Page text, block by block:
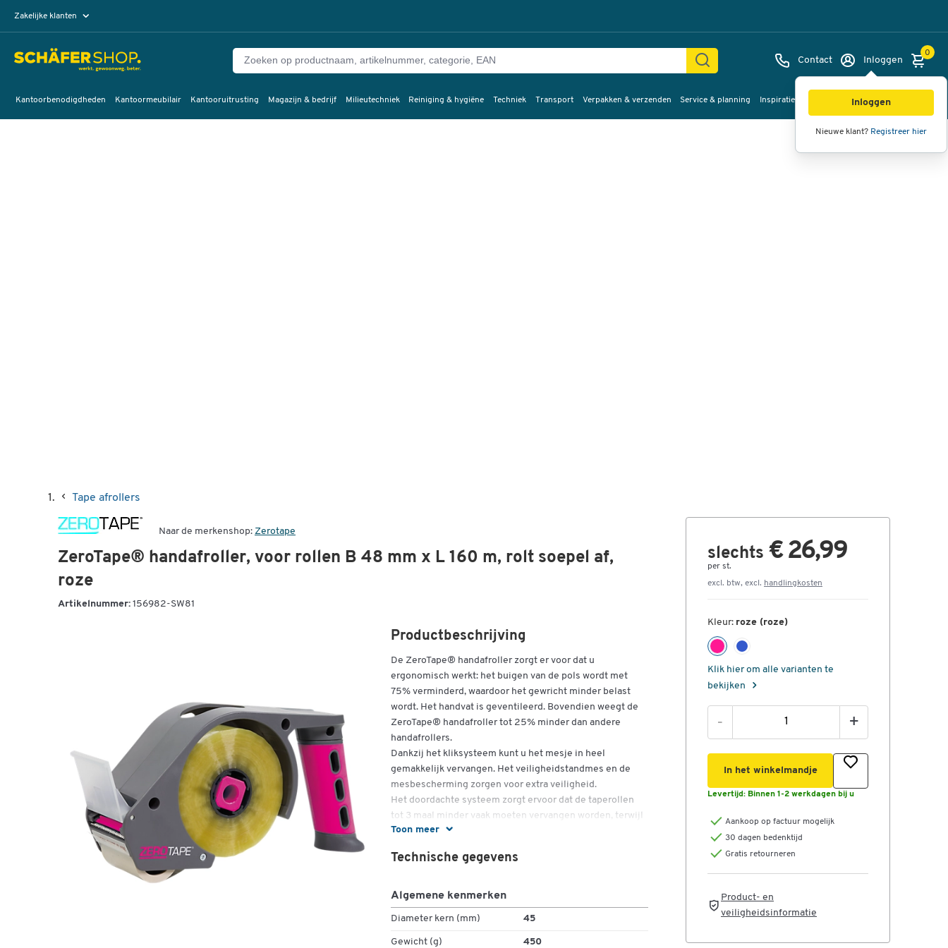
Zakelijke klanten
Contact Inloggen
Inloggen
Nieuwe klant? Registreer hier
0
Kantoorbenodigdheden Kantoormeubilair Kantooruitrusting Magazijn & bedrijf Milieutechniek Reiniging & hygiëne Techniek Transport Verpakken & verzenden Service & planning Inspiratie
Tape afrollers
Naar de merkenshop: Zerotape
ZeroTape® handafroller, voor rollen B 48 mm x L 160 m, rolt soepel af,
roze
Artikelnummer: 156982-SW81
Toon meer
Productbeschrijving
De ZeroTape® handafroller zorgt er voor dat u
ergonomisch werkt: het buigen van de pols wordt met
75% verminderd, waardoor het gewricht minder belast
wordt. Het handvat is geventileerd. Bovendien weegt de
ZeroTape® handafroller tot 25% minder dan andere
handafrollers.
Dankzij het kliksysteem kunt u het mesje in heel
gemakkelijk vervangen. Het veiligheidstandmes en de
mesbescherming zorgen voor extra veiligheid.
Het doordachte systeem zorgt ervoor dat de taperollen
tot 3 maal minder vaak moeten vervangen worden, terwijl
ze toch 3 maal minder plaats innemen.
inleggen. De kunststof tape rolt geruisloos af, heeft een
Meer details:
Ergonomisch: polsbeschermend dankzij 75%
minder draaien van het gewricht
Technische gegevens
Algemene kenmerken
Diameter kern (mm) 45
Gewicht (g) 450
slechts € 26,99
per st.
excl. btw, excl. handlingkosten
Kleur: roze (roze)
Klik hier om alle varianten te
bekijken
- +
In het winkelmandje
Levertijd: Binnen 1-2 werkdagen bij u
Aankoop op factuur mogelijk
30 dagen bedenktijd
Gratis retourneren
Product- en
veiligheidsinformatie
Afbeeldingen Video's
360°
weergave